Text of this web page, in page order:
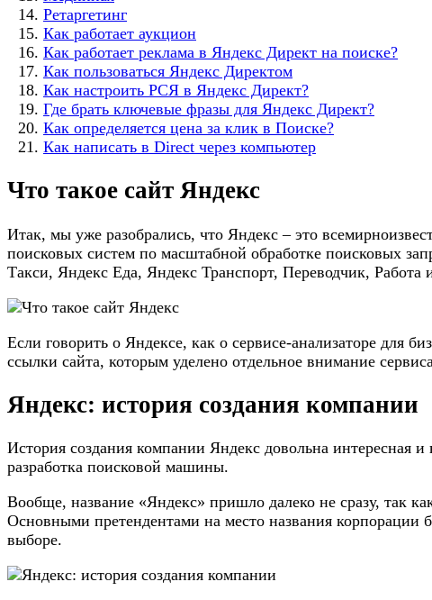
Ретаргетинг
Как работает аукцион
Как работает реклама в Яндекс Директ на поиске?
Как пользоваться Яндекс Директом
Как настроить РСЯ в Яндекс Директ?
Где брать ключевые фразы для Яндекс Директ?
Как определяется цена за клик в Поиске?
Как написать в Direct через компьютер
Что такое сайт Яндекс
Итак, мы уже разобрались, что Яндекс – это
поисковых систем по масштабной обработке поисковых
Такси, Яндекс Еда, Яндекс Транспорт, Переводчик, Работа
Если говорить о Яндексе, как о сервисе-анализаторе для
ссылки сайта, которым уделено отдельное внимание
Яндекс: история создания компании
История создания компании Яндекс довольна интересная
разработка поисковой машины.
Вообще, название «Яндекс» пришло далеко не сразу, так
Основными претендентами на место названия
выборе.